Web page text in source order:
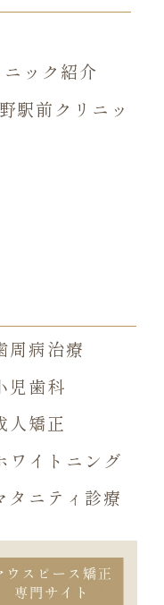
ック紹介
駅前クリニッ
人矯正
周病治療
ワイトニング
児歯科
タニティ診療